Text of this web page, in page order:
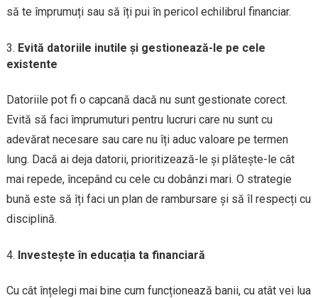
să te împrumuți sau să îți pui în pericol echilibrul financiar.
Evită datoriile inutile și gestionează-le pe cele
existente
Datoriile pot fi o capcană dacă nu sunt gestionate corect.
Evită să faci împrumuturi pentru lucruri care nu sunt cu
adevărat necesare sau care nu îți aduc valoare pe termen
lung. Dacă ai deja datorii, prioritizează-le și plătește-le cât
mai repede, începând cu cele cu dobânzi mari. O strategie
bună este să îți faci un plan de rambursare și să îl respecți cu
disciplină.
Investește în educația ta financiară
Cu cât înțelegi mai bine cum funcționează banii, cu atât vei lua